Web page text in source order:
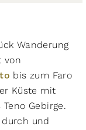
Wanderung
von
bis zum Faro
Küste mit
Gebirge.
und